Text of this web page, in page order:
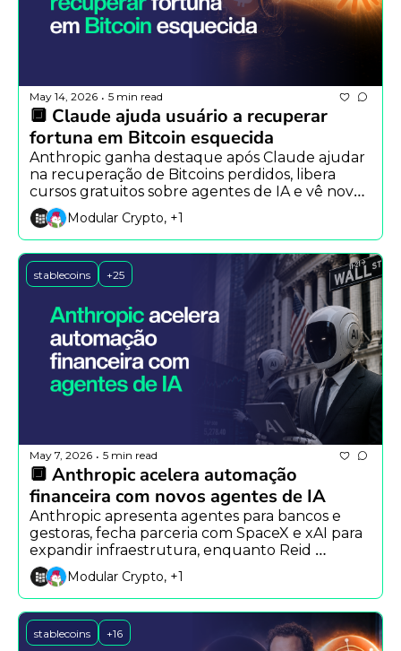
May 14, 2026 • 5 min read
🔲 Claude ajuda usuário a recuperar
fortuna em Bitcoin esquecida
Anthropic ganha destaque após Claude ajudar
na recuperação de Bitcoins perdidos, libera
cursos gratuitos sobre agentes de IA e vê novo
alerta surgir após incidente envolvendo Grok.
Modular Crypto, +1
stablecoins +25
May 7, 2026 • 5 min read
🔲 Anthropic acelera automação
financeira com novos agentes de IA
Anthropic apresenta agentes para bancos e
gestoras, fecha parceria com SpaceX e xAI para
expandir infraestrutura, enquanto Reid
Hoffman aposta no retorno dos NFTs com
agentes de IA.
Modular Crypto, +1
stablecoins +16